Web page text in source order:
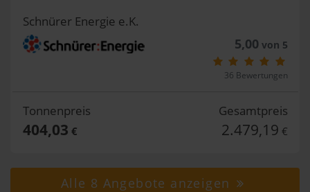
Schnürer Energie e.K.
5,00 von 5
36 Bewertungen
Tonnenpreis
404,03 €
Gesamtpreis
2.479,19 €
Alle 8 Angebote anzeigen